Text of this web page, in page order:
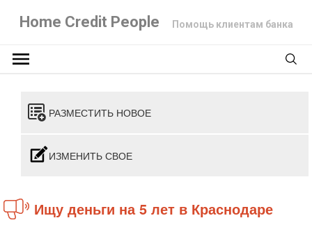
Home Credit People Помощь клиентам банка
РАЗМЕСТИТЬ НОВОЕ
ИЗМЕНИТЬ СВОЕ
Ищу деньги на 5 лет в Краснодаре